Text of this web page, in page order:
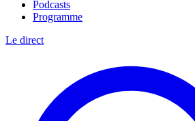
Podcasts
Programme
Le direct